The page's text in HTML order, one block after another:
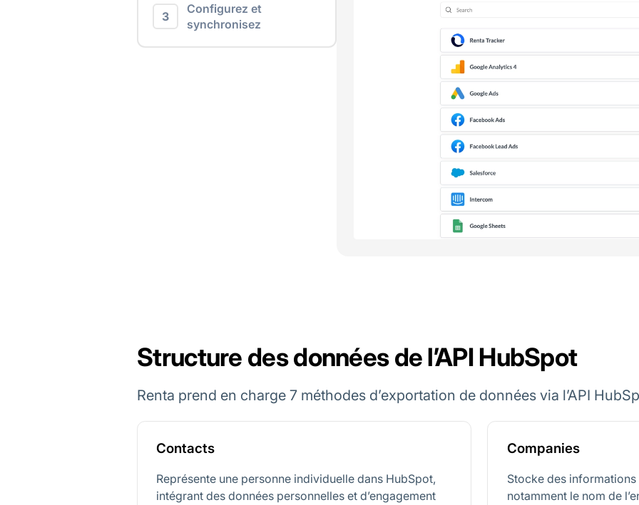
3
Configurez et
synchronisez
Structure des données de l’API HubSpot
Renta prend en charge 7 méthodes d’exportation de données via l’API
Contacts
Représente une personne individuelle dans HubSpot,
intégrant des données personnelles et d’engagement
Companies
Stocke des
notamment le nom de